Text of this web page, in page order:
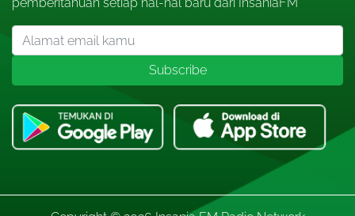
pemberitahuan setiap hal-hal baru dari InsaniaFM